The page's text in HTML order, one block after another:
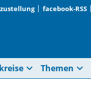
facebook-RSS
expand_more Themen expand_more